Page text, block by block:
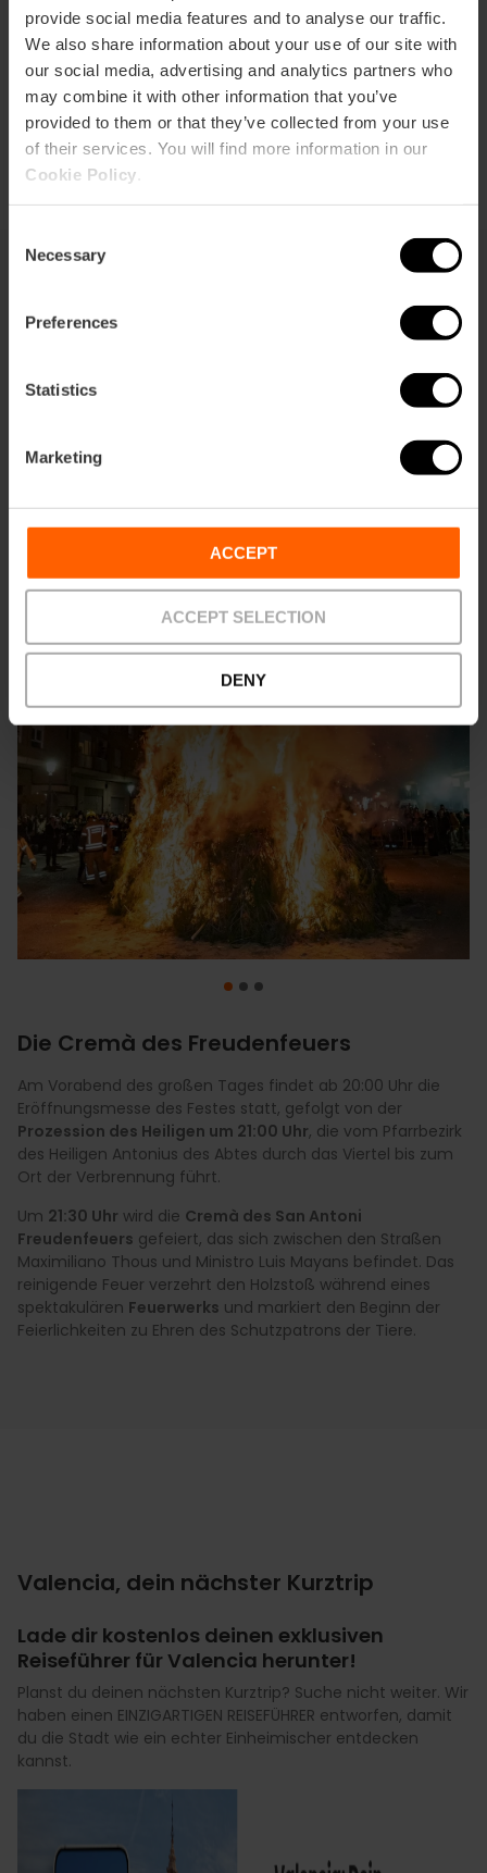
provide social media features and to analyse our traffic.
We also share information about your use of our site with
our social media, advertising and analytics partners who
may combine it with other information that you’ve
provided to them or that they’ve collected from your use
of their services. You will find more information in our
Cookie Policy
Selection
Necessary
Preferences
Statistics
Marketing
ACCEPT
ACCEPT SELECTION
DENY
Freudenfeuer, das die valencianische Nacht erhellt und die
Reinigung symbolisiert. Die Tradition des „porquet“ erinnert
an das Leben des Heiligen in der Wüste und wird heute
durch die Bruderschaft des Heiligen Antonius des Abtes
lebendig gehalten, die die Veranstaltungen im historischen
Viertel Sagunto organisiert.
Festveranstaltungen
Feuer, Musik und ihren Tieren. Von
Tradition massenhaft teil.
Die Cremà des Freudenfeuers
Am Vorabend des großen Tages findet ab 20:00 Uhr die
Eröffnungsmesse des Festes statt, gefolgt von der
Prozession des Heiligen um 21:00 Uhr, die vom Pfarrbezirk
des Heiligen Antonius des Abtes durch das Viertel bis zum
Ort der Verbrennung führt.
Um 21:30 Uhr wird die Cremà des San Antoni
Freudenfeuers gefeiert, das sich zwischen den Straßen
Maximiliano Thous und Ministro Luis Mayans befindet. Das
reinigende Feuer verzehrt den Holzstoß während eines
spektakulären Feuerwerks und markiert den Beginn der
Feierlichkeiten zu Ehren des Schutzpatrons der Tiere.
Der Höhepunkt ist dieFeierliche Tiersegnung am 17.
Januar. Nach der Messe zu Ehren des Heiligen beginnt ein
endloser Umzugvor der Pfarrei des Heiligen Antonius des
Abtes. Zuerst ziehen die Haustiere vorbei und
anschließend die spektakuläre Parade von Kavallerien,
Valencia und der Guardia Civil. Es ist eine einzigartige
Darbietung reiterlicher Tradition, die unter einem Regen
aus Johannisbrot und gesegneten Brötchen durch die
Calle Sagunto zieht.
Während der Festtage wird dertraditionelle San Antoni
Markt(oder Mercat del Porquet) aufgebaut. Hier finden
Sie handgefertigte Produkte, typisch valencianische
Gastronomie und die berühmten gesegneten Brötchen
Es ist der perfekte Ort, um die festliche Atmosphäre zu
genießen und ein Souvenir dieser authentischen Feier zu
erwerben.
Valencia, dein nächster Kurztrip
Lade dir kostenlos deinen exklusiven
Reiseführer für Valencia herunter!
Planst du deinen nächsten Kurztrip? Suche nicht weiter. Wir
haben einen EINZIGARTIGEN REISEFÜHRER entworfen, damit
du die Stadt wie ein echter Einheimischer entdecken
kannst.